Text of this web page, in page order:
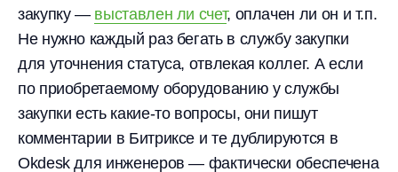
закупку — выставлен ли счет, оплачен ли он и т.п.
Не нужно каждый раз бегать в службу закупки
для уточнения статуса, отвлекая коллег. А если
по приобретаемому оборудованию у службы
закупки есть какие-то вопросы, они пишут
комментарии в Битриксе и те дублируются в
Okdesk для инженеров — фактически обеспечена